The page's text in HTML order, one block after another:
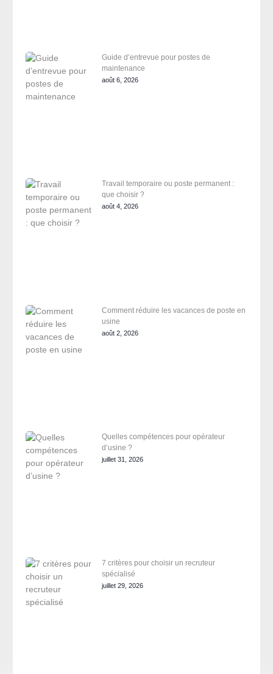
Guide d’entrevue pour postes de
maintenance
août 6, 2026
Travail temporaire ou poste permanent :
que choisir ?
août 4, 2026
Comment réduire les vacances de poste en
usine
août 2, 2026
Quelles compétences pour opérateur
d’usine ?
juillet 31, 2026
7 critères pour choisir un recruteur
spécialisé
juillet 29, 2026